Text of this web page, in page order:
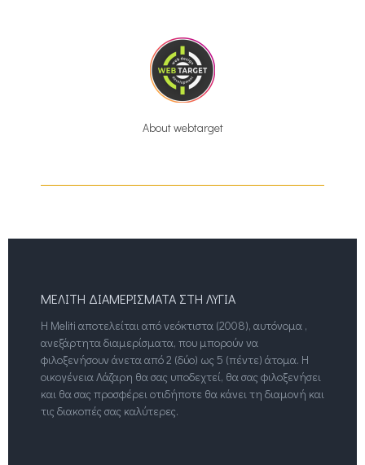
About webtarget
ΜΕΛΙΤΗ ΔΙΑΜΕΡΙΣΜΑΤΑ ΣΤΗ ΛΥΓΙΑ
Η Meliti αποτελείται από νεόκτιστα (2008), αυτόνομα ,
ανεξάρτητα διαμερίσματα, που μπορούν να
φιλοξενήσουν άνετα από 2 (δύο) ως 5 (πέντε) άτομα. Η
οικογένεια Λάζαρη θα σας υποδεχτεί, θα σας φιλοξενήσει
και θα σας προσφέρει οτιδήποτε θα κάνει τη διαμονή και
τις διακοπές σας καλύτερες.